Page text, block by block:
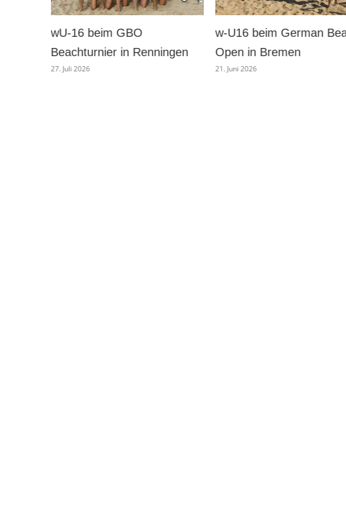
w-U16 beim German Beach
Open in Bremen
21. Juni 2026
wD-Juniors beim GSV-
Baunatal VW-Cup 2026
16. Juni 2026